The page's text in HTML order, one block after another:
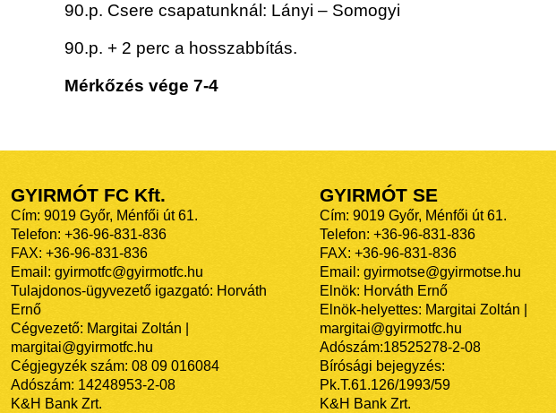
90.p. Csere csapatunknál: Lányi – Somogyi
90.p. + 2 perc a hosszabbítás.
Mérkőzés vége 7-4
GYIRMÓT FC Kft.
Cím: 9019 Győr, Ménfői út 61.
Telefon: +36-96-831-836
FAX: +36-96-831-836
Email: gyirmotfc@gyirmotfc.hu
Tulajdonos-ügyvezető igazgató: Horváth
Ernő
Cégvezető: Margitai Zoltán |
margitai@gyirmotfc.hu
Cégjegyzék szám: 08 09 016084
Adószám: 14248953-2-08
K&H Bank Zrt.
GYIRMÓT SE
Cím: 9019 Győr, Ménfői út 61.
Telefon: +36-96-831-836
FAX: +36-96-831-836
Email: gyirmotse@gyirmotse.hu
Elnök: Horváth Ernő
Elnök-helyettes: Margitai Zoltán |
margitai@gyirmotfc.hu
Adószám:18525278-2-08
Bírósági bejegyzés:
Pk.T.61.126/1993/59
K&H Bank Zrt.